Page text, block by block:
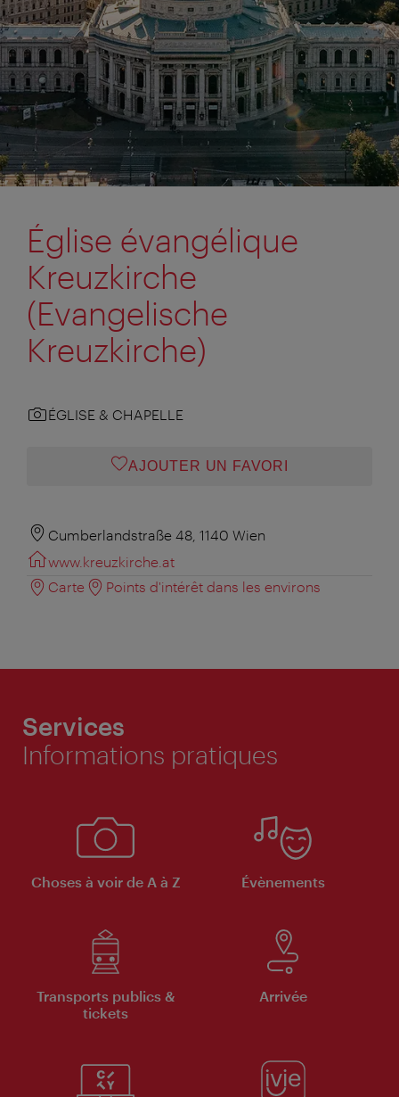
Église évangélique
Kreuzkirche
(Evangelische
Kreuzkirche)
ÉGLISE & CHAPELLE
AJOUTER UN FAVORI
Cumberlandstraße 48, 1140 Wien
www.kreuzkirche.at
Carte
Points d'intérêt dans les environs
Services
Informations pratiques
Choses à voir de A à Z Évènements
Transports publics &
tickets
Arrivée